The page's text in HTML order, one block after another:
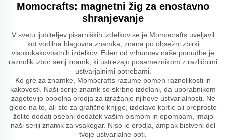
Momocrafts: magnetni žig za enostavno
shranjevanje
V svetu ljubiteljev pisarniških izdelkov se je Momocrafts uveljavil
kot vodilna blagovna znamka, znana po obsežni zbirki
visokokakovostnih izdelkov. Eden od vrhuncev naše ponudbe je
raznolik izbor serij znamk, ki ustrezajo posameznikom z različnimi
ustvarjalnimi potrebami.
Ko gre za znamke, Momocrafts razume pomen raznolikosti in
kakovosti. Naši serije znamk so skrbno izdelani, da uporabnikom
zagotovijo popolna orodja za izražanje njihove ustvarjalnosti. Ne
glede na to, ali ste za grafično knjigo, izdelavo kartic ali preprosto
želite dodati osebni dodatek vašim pismom in opombam, imajo
naši seriji znamk za vsakogar. Niso le orodja, ampak bistveni del
tvoje ustvarjalne poti.